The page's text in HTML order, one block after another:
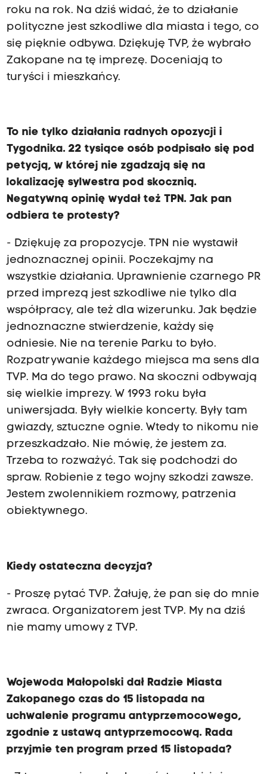
roku na rok. Na dziś widać, że to działanie
polityczne jest szkodliwe dla miasta i tego, co
się pięknie odbywa. Dziękuję TVP, że wybrało
Zakopane na tę imprezę. Doceniają to
turyści i mieszkańcy.
To nie tylko działania radnych opozycji i
Tygodnika. 22 tysiące osób podpisało się pod
petycją, w której nie zgadzają się na
lokalizację sylwestra pod skocznią.
Negatywną opinię wydał też TPN. Jak pan
odbiera te protesty?
- Dziękuję za propozycje. TPN nie wystawił
jednoznacznej opinii. Poczekajmy na
wszystkie działania. Uprawnienie czarnego PR
przed imprezą jest szkodliwe nie tylko dla
współpracy, ale też dla wizerunku. Jak będzie
jednoznaczne stwierdzenie, każdy się
odniesie. Nie na terenie Parku to było.
Rozpatrywanie każdego miejsca ma sens dla
TVP. Ma do tego prawo. Na skoczni odbywają
się wielkie imprezy. W 1993 roku była
uniwersjada. Były wielkie koncerty. Były tam
gwiazdy, sztuczne ognie. Wtedy to nikomu nie
przeszkadzało. Nie mówię, że jestem za.
Trzeba to rozważyć. Tak się podchodzi do
spraw. Robienie z tego wojny szkodzi zawsze.
Jestem zwolennikiem rozmowy, patrzenia
obiektywnego.
Kiedy ostateczna decyzja?
- Proszę pytać TVP. Żałuję, że pan się do mnie
zwraca. Organizatorem jest TVP. My na dziś
nie mamy umowy z TVP.
Wojewoda Małopolski dał Radzie Miasta
Zakopanego czas do 15 listopada na
uchwalenie programu antyprzemocowego,
zgodnie z ustawą antyprzemocową. Rada
przyjmie ten program przed 15 listopada?